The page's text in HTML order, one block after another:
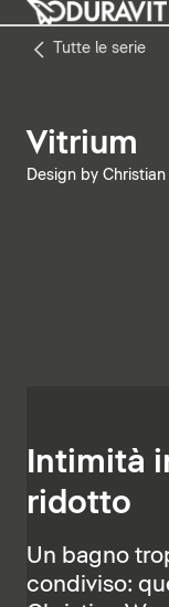
Tutte le serie
Vitrium
Design by Christian
Intimità
ridotto
Un bagno
condiviso: